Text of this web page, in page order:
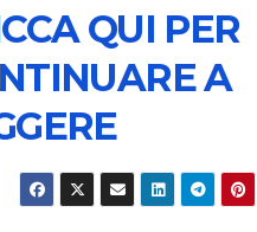
QUI PER
A